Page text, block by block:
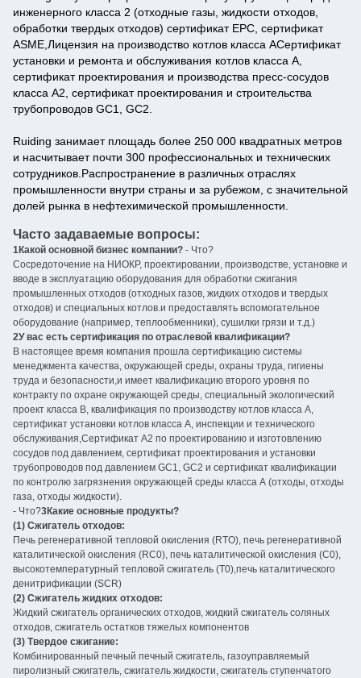
инженерного класса 2 (отходные газы, жидкости отходов,
обработки твердых отходов) сертификат EPC, сертификат
ASME,Лицензия на производство котлов класса АСертификат
установки и ремонта и обслуживания котлов класса А,
сертификат проектирования и производства пресс-сосудов
класса А2, сертификат проектирования и строительства
трубопроводов GC1, GC2.
Ruiding занимает площадь более 250 000 квадратных метров
и насчитывает почти 300 профессиональных и технических
сотрудников.Распространение в различных отраслях
промышленности внутри страны и за рубежом, с значительной
долей рынка в нефтехимической промышленности.
Часто задаваемые вопросы:
1Какой основной бизнес компании? - Что?
Сосредоточение на НИОКР, проектировании, производстве, установке и
вводе в эксплуатацию оборудования для обработки сжигания
промышленных отходов (отходных газов, жидких отходов и твердых
отходов) и специальных котлов.и предоставлять вспомогательное
оборудование (например, теплообменники), сушилки грязи и т.д.)
2У вас есть сертификация по отраслевой квалификации?
В настоящее время компания прошла сертификацию системы
менеджмента качества, окружающей среды, охраны труда, гигиены
труда и безопасности,и имеет квалификацию второго уровня по
контракту по охране окружающей среды, специальный экологический
проект класса B, квалификация по производству котлов класса А,
сертификат установки котлов класса А, инспекции и технического
обслуживания,Сертификат A2 по проектированию и изготовлению
сосудов под давлением, сертификат проектирования и установки
трубопроводов под давлением GC1, GC2 и сертификат квалификации
по контролю загрязнения окружающей среды класса А (отходы, отходы
газа, отходы жидкости).
- Что?3Какие основные продукты?
(1) Сжигатель отходов:
Печь регенеративной тепловой окисления (RTO), печь регенеративной
каталитической окисления (RC0), печь каталитической окисления (C0),
высокотемпературный тепловой сжигатель (T0),печь каталитического
денитрификации (SCR)
(2) Сжигатель жидких отходов:
Жидкий сжигатель органических отходов, жидкий сжигатель соляных
отходов, сжигатель остатков тяжелых компонентов
(3) Твердое сжигание:
Комбинированный печный печный сжигатель, газоуправляемый
пиролизный сжигатель, сжигатель жидкости, сжигатель ступенчатого